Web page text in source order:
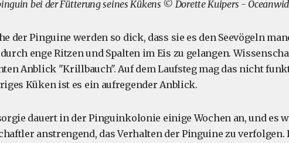
bei der Fütterung seines Kükens © Dorette Kuipers -
der Pinguine werden so dick, dass sie es den Seevögeln
enge Ritzen und Spalten im Eis zu gelangen.
Anblick "Krillbauch". Auf dem Laufsteg mag das nicht
Küken ist es ein aufregender Anblick.
dauert in der Pinguinkolonie einige Wochen an, und es
anstrengend, das Verhalten der Pinguine zu verfolgen.